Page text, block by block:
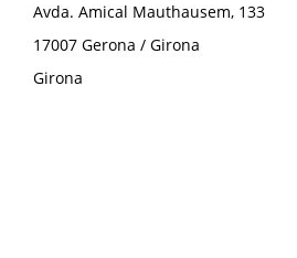
Avda. Amical Mauthausem, 133
17007 Gerona / Girona
Girona